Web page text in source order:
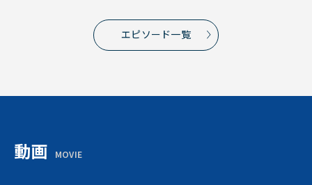
エピソード一覧
動画 MOVIE